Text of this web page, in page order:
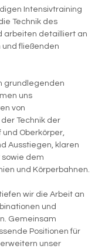
Intensivtraining
Technik des
arbeiten detailliert an
und fließenden
grundlegenden
uns
von
Technik der
und Oberkörper,
Ausstiegen, klaren
sowie dem
und Körperbahnen.
wir die Arbeit an
und
Gemeinsam
Positionen für
unser